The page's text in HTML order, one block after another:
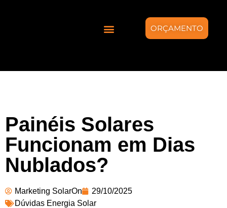
ORÇAMENTO
Painéis Solares
Funcionam em Dias
Nublados?
Marketing SolarOn
29/10/2025
Dúvidas Energia Solar